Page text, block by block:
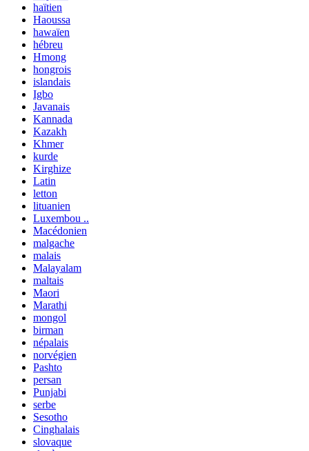
haïtien
Haoussa
hawaïen
hébreu
Hmong
hongrois
islandais
Igbo
Javanais
Kannada
Kazakh
Khmer
kurde
Kirghize
Latin
letton
lituanien
Luxembou ..
Macédonien
malgache
malais
Malayalam
maltais
Maori
Marathi
mongol
birman
népalais
norvégien
Pashto
persan
Punjabi
serbe
Sesotho
Cinghalais
slovaque